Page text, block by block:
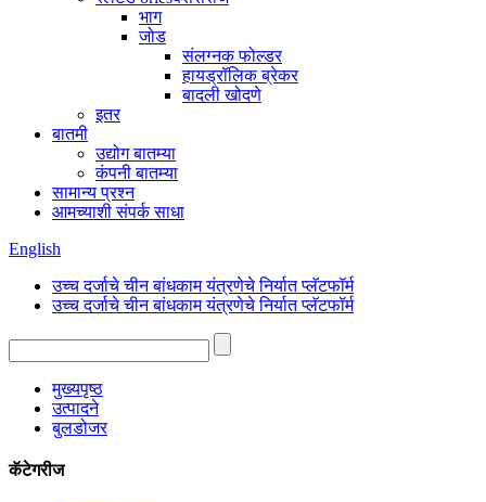
भाग
जोड
संलग्नक फोल्डर
हायड्रॉलिक ब्रेकर
बादली खोदणे
इतर
बातमी
उद्योग बातम्या
कंपनी बातम्या
सामान्य प्रश्न
आमच्याशी संपर्क साधा
English
उच्च दर्जाचे चीन बांधकाम यंत्रणेचे निर्यात प्लॅटफॉर्म
उच्च दर्जाचे चीन बांधकाम यंत्रणेचे निर्यात प्लॅटफॉर्म
मुख्यपृष्ठ
उत्पादने
बुलडोजर
कॅटेगरीज